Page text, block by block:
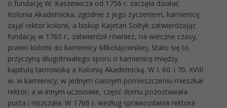
o fundację W. Kaszewicza od 1756 r. zaczęła działać
Kolonia Akademicka, zgodnie z jego życzeniem, kamienicę
zajął rektor kolonii, a biskup Kajetan Sołtyk zatwierdzając
fundację w 1760 r., zatwierdził również, na wieczne czasy,
prawo kolonii do kamienicy Mikołajowskiej. Stało się to
przyczyną długotrwałego sporu o kamienicę między
kapitułą tarnowską a Kolonią Akademicką. W I. 60. i 70. XVIII
w. w kamienicy, w jednym ciasnym pomieszczeniu mieszkał
rektor, a w innym uczniowie, część domu pozostawała
pusta i niszczała. W 1766 r. według sprawozdania rektora